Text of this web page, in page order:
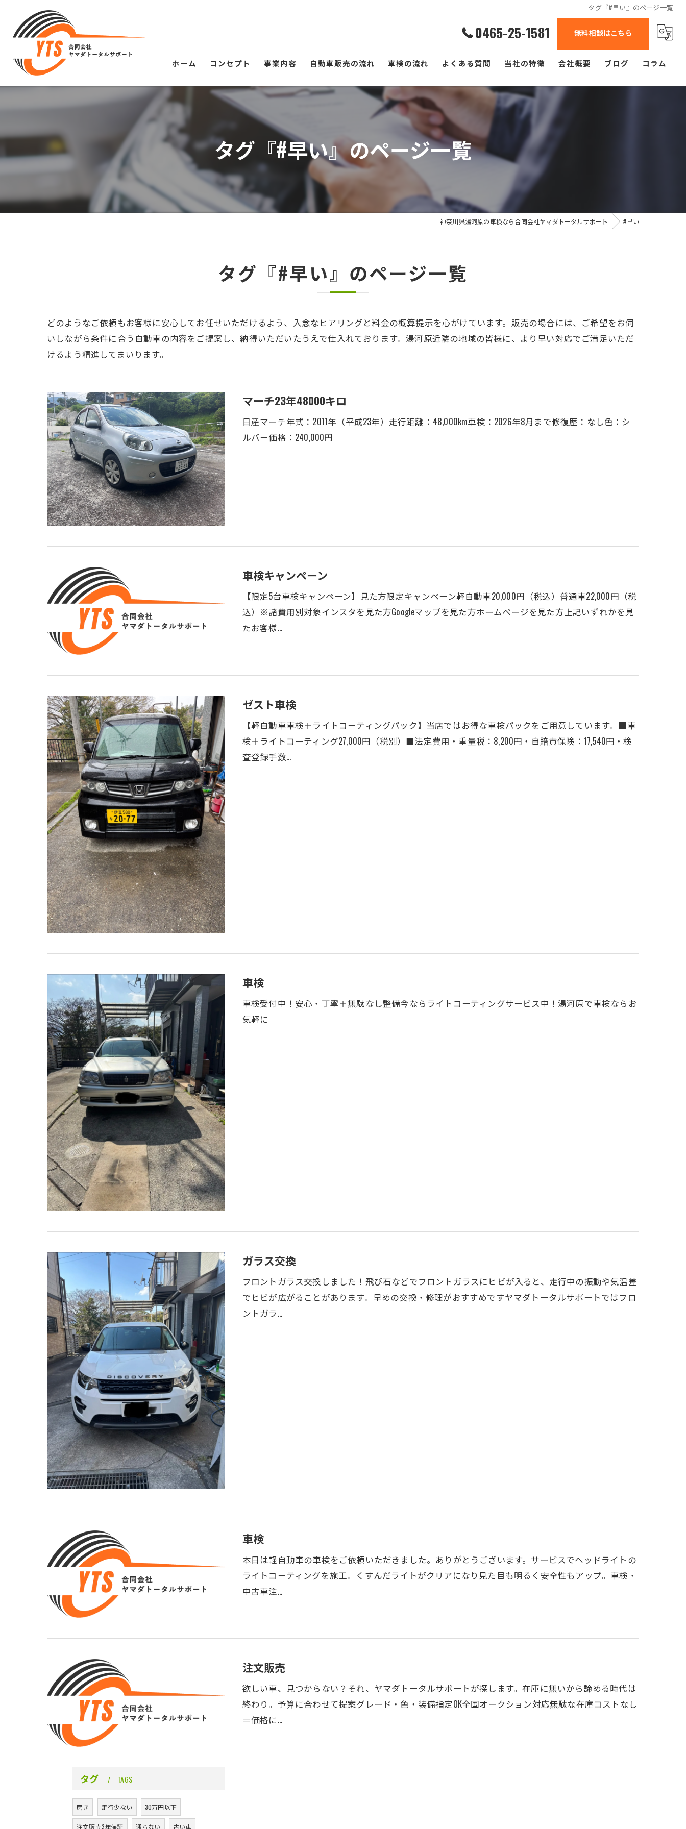
タグ『#早い』のページ一覧
0465-25-1581 無料相談はこちら
ホーム コンセプト 事業内容 自動車販売の流れ 車検の流れ よくある質問 当社の特徴
自動車
軽自動車
中古車
修理
塗装
会社概要 ブログ コラム
タグ『#早い』のページ一覧
神奈川県湯河原の車検なら合同会社ヤマダトータルサポート #早い
タグ『#早い』のページ一覧
どのようなご依頼もお客様に安心してお任せいただけるよう、入念なヒアリングと料金の概算提示を心がけています。販売の場合には、ご希望をお伺
いしながら条件に合う自動車の内容をご提案し、納得いただいたうえで仕入れております。湯河原近隣の地域の皆様に、より早い対応でご満足いただ
けるよう精進してまいります。
マーチ23年48000キロ
日産マーチ年式：2011年（平成23年）走行距離：48,000km車検：2026年8月まで修復歴：なし色：シ
ルバー価格：240,000円
車検キャンペーン
【限定5台車検キャンペーン】見た方限定キャンペーン軽自動車20,000円（税込）普通車22,000円（税
込）※諸費用別対象インスタを見た方Googleマップを見た方ホームページを見た方上記いずれかを見
たお客様…
ゼスト車検
【軽自動車車検＋ライトコーティングパック】当店ではお得な車検パックをご用意しています。■車
検＋ライトコーティング27,000円（税別）■法定費用・重量税：8,200円・自賠責保険：17,540円・検
査登録手数…
車検
車検受付中！安心・丁寧＋無駄なし整備今ならライトコーティングサービス中！湯河原で車検ならお
気軽に
ガラス交換
フロントガラス交換しました！飛び石などでフロントガラスにヒビが入ると、走行中の振動や気温差
でヒビが広がることがあります。早めの交換・修理がおすすめですヤマダトータルサポートではフロ
ントガラ…
車検
本日は軽自動車の車検をご依頼いただきました。ありがとうございます。サービスでヘッドライトの
ライトコーティングを施工。くすんだライトがクリアになり見た目も明るく安全性もアップ。車検・
中古車注…
注文販売
欲しい車、見つからない？それ、ヤマダトータルサポートが探します。在庫に無いから諦める時代は
終わり。予算に合わせて提案グレード・色・装備指定OK全国オークション対応無駄な在庫コストなし
＝価格に…
タグ TAGS
磨き 走行少ない 30万円以下
注文販売3年保証 通らない 古い車
お問い合わせはこちら